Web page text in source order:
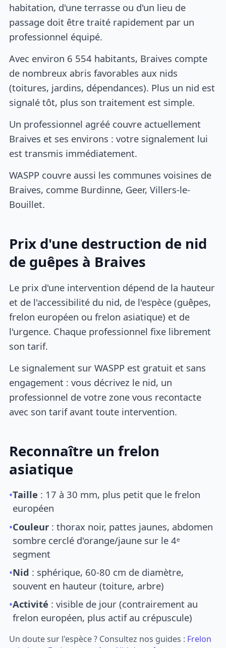
habitation, d'une terrasse ou d'un lieu de
passage doit être traité rapidement par un
professionnel équipé.
Avec environ 6 554 habitants, Braives compte
de nombreux abris favorables aux nids
(toitures, jardins, dépendances). Plus un nid est
signalé tôt, plus son traitement est simple.
Un professionnel agréé couvre actuellement
Braives et ses environs : votre signalement lui
est transmis immédiatement.
WASPP couvre aussi les communes voisines de
Braives, comme Burdinne, Geer, Villers-le-
Bouillet.
Prix d'une destruction de nid
de guêpes à Braives
Le prix d'une intervention dépend de la hauteur
et de l'accessibilité du nid, de l'espèce (guêpes,
frelon européen ou frelon asiatique) et de
l'urgence. Chaque professionnel fixe librement
son tarif.
Le signalement sur WASPP est gratuit et sans
engagement : vous décrivez le nid, un
professionnel de votre zone vous recontacte
avec son tarif avant toute intervention.
Reconnaître un frelon
asiatique
•Taille : 17 à 30 mm, plus petit que le frelon
européen
•Couleur : thorax noir, pattes jaunes, abdomen
sombre cerclé d'orange/jaune sur le 4ᵉ
segment
•Nid : sphérique, 60-80 cm de diamètre,
souvent en hauteur (toiture, arbre)
•Activité : visible de jour (contrairement au
frelon européen, plus actif au crépuscule)
Un doute sur l'espèce ? Consultez nos guides : Frelon